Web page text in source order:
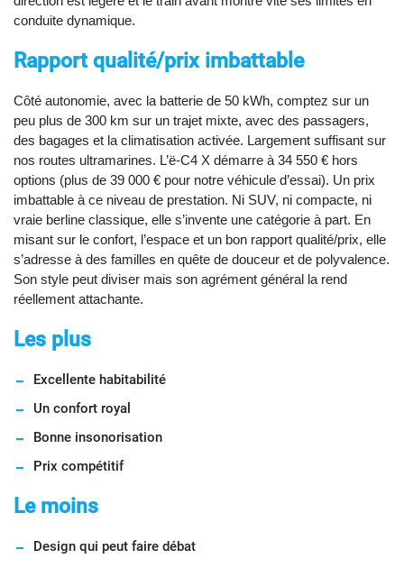
conduite dynamique.
Rapport qualité/prix imbattable
Côté autonomie, avec la batterie de 50 kWh, comptez sur un
peu plus de 300 km sur un trajet mixte, avec des passagers,
des bagages et la climatisation activée. Largement suffisant sur
nos routes ultramarines. L’ë-C4 X démarre à 34 550 € hors
options (plus de 39 000 € pour notre véhicule d’essai). Un prix
imbattable à ce niveau de prestation. Ni SUV, ni compacte, ni
vraie berline classique, elle s’invente une catégorie à part. En
misant sur le confort, l’espace et un bon rapport qualité/prix, elle
s’adresse à des familles en quête de douceur et de polyvalence.
Son style peut diviser mais son agrément général la rend
réellement attachante.
Les plus
Excellente habitabilité
Un confort royal
Bonne insonorisation
Prix compétitif
Le moins
Design qui peut faire débat